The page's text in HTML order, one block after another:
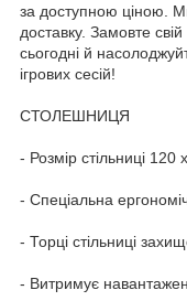
за доступною ціною.
доставку. Замовте
сьогодні й
ігрових сесій!
СТОЛЕШНИЦЯ
- Розмір стільниці 120
- Спеціальна
- Торці стільниці
- Витримує